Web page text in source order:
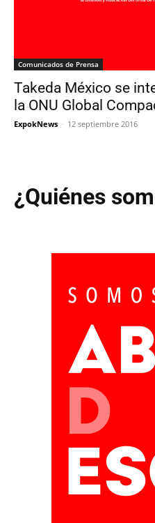
Comunicados de Prensa
Takeda México se
la ONU Global
ExpokNews - 12 septiembre 2016
¿Quiénes